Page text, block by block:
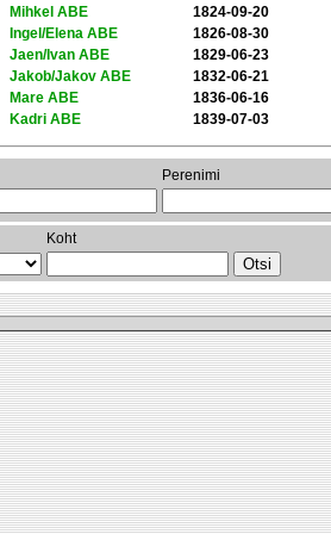
Mihkel ABE
1824-09-20
Ingel/Elena ABE
1826-08-30
Jaen/Ivan ABE
1829-06-23
Jakob/Jakov ABE
1832-06-21
Mare ABE
1836-06-16
Kadri ABE
1839-07-03
Perenimi
Koht